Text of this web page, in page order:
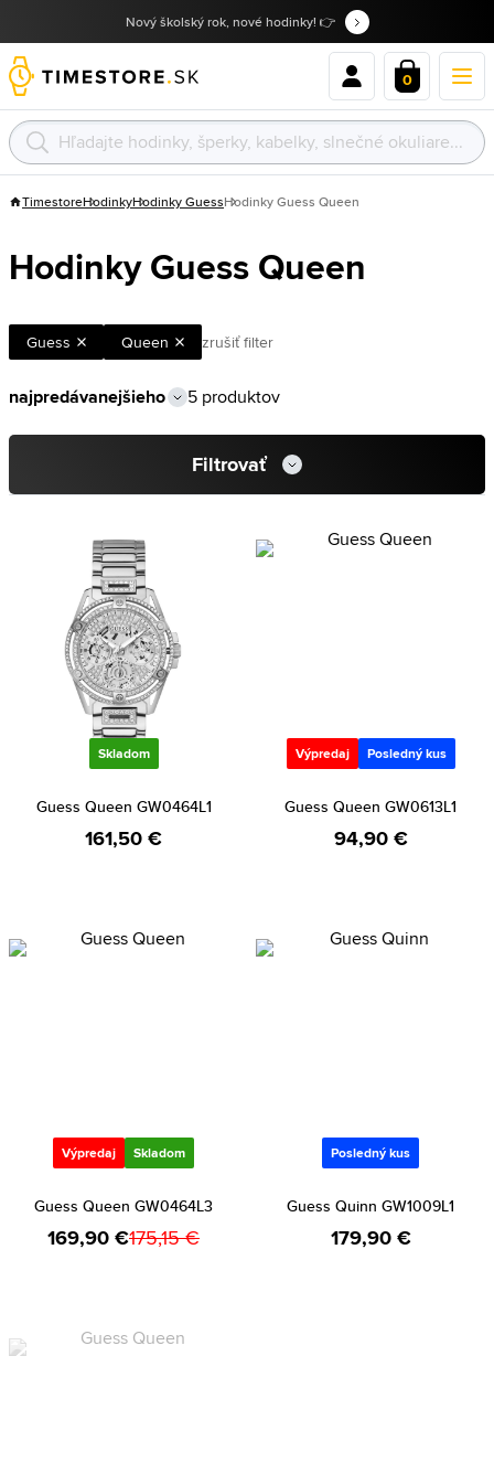
Nový školský rok, nové hodinky! 👉
0
TimestoreHodinkyHodinky GuessHodinky Guess Queen
Hodinky Guess Queen
Guess Queen zrušiť filter
5 produktov
Filtrovať
Skladom
Guess Queen GW0464L1
161,50 €
Výpredaj Posledný kus
Guess Queen GW0613L1
94,90 €
Výpredaj Skladom
Guess Queen GW0464L3
169,90 €175,15 €
Posledný kus
Guess Quinn GW1009L1
179,90 €